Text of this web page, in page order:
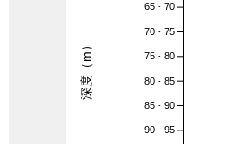
65 - 70
70 - 75
75 - 80
80 - 85
85 - 90
90 - 95
深度（m）